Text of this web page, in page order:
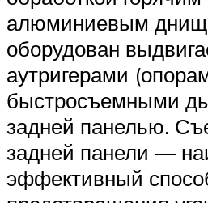
алюминиевым
оборудован
аутригерами
быстросъемными
задней панелью.
задней панели —
эффективный